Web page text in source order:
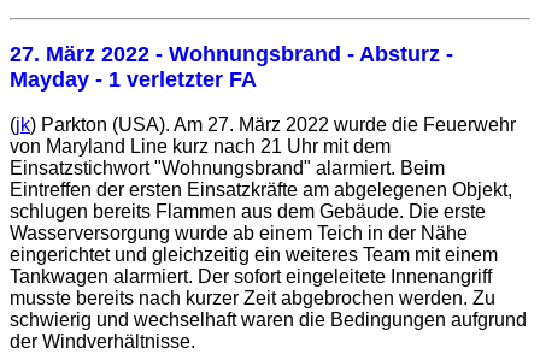
27. März 2022 - Wohnungsbrand - Absturz -
Mayday - 1 verletzter FA
(jk) Parkton (USA). Am 27. März 2022 wurde die Feuerwehr
von Maryland Line kurz nach 21 Uhr mit dem
Einsatzstichwort "Wohnungsbrand" alarmiert. Beim
Eintreffen der ersten Einsatzkräfte am abgelegenen Objekt,
schlugen bereits Flammen aus dem Gebäude. Die erste
Wasserversorgung wurde ab einem Teich in der Nähe
eingerichtet und gleichzeitig ein weiteres Team mit einem
Tankwagen alarmiert. Der sofort eingeleitete Innenangriff
musste bereits nach kurzer Zeit abgebrochen werden. Zu
schwierig und wechselhaft waren die Bedingungen aufgrund
der Windverhältnisse.